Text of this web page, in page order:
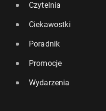
Czytelnia
Ciekawostki
Poradnik
Promocje
Wydarzenia